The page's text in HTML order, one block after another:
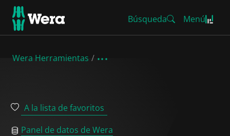
Búsqueda Menú
Wera Herramientas
A la lista de favoritos
Panel de datos de Wera